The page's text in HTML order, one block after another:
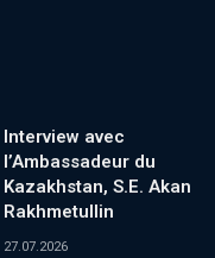
Interview avec
l’Ambassadeur du
Kazakhstan, S.E. Akan
Rakhmetullin
27.07.2026